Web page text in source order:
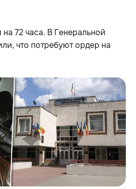
72 часа. В Генеральной
что потребуют ордер на